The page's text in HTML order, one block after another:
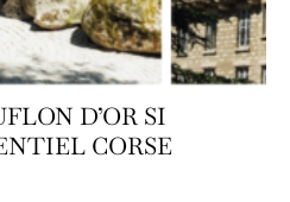
D’OR SI
CORSE